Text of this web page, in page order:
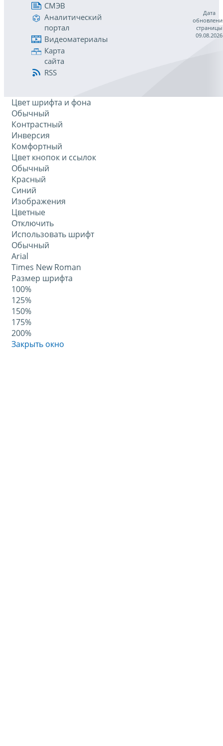
СМЭВ
Аналитический
портал
Видеоматериалы
Карта
сайта
RSS
Дата
страницы
09.08.2026
Цвет шрифта и фона
Обычный
Контрастный
Инверсия
Комфортный
Цвет кнопок и ссылок
Обычный
Красный
Синий
Изображения
Цветные
Отключить
Использовать шрифт
Обычный
Arial
Times New Roman
Размер шрифта
100%
125%
150%
175%
200%
Закрыть окно